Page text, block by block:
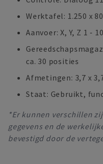
Werktafel: 1.250 x
Aanvoer: X, Y, Z 1 -
ca. 30 posities
Afmetingen: 3,7 x
Staat: Gebruikt,
*Er kunnen verschillen
gegevens en de
bevestigd door de